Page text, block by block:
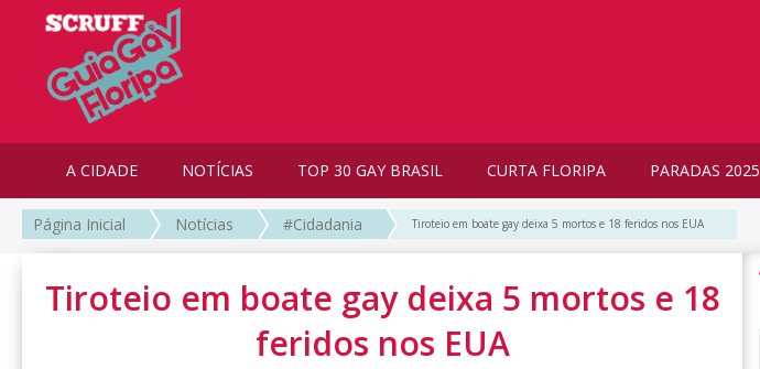
A CIDADE NOTÍCIAS TOP 30 GAY BRASIL CURTA FLORIPA PARADAS 2025
Página Inicial Notícias #Cidadania Tiroteio em boate gay deixa 5 mortos e 18 feridos nos EUA
Tiroteio em boate gay deixa 5 mortos e 18
feridos nos EUA